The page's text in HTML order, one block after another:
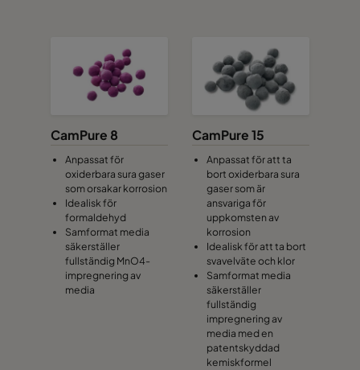
CamPure 8
Anpassat för
oxiderbara sura gaser
som orsakar korrosion
Idealisk för
formaldehyd
Samformat media
säkerställer
fullständig MnO4-
impregnering av
media
CamPure 15
Anpassat för att ta
bort oxiderbara sura
gaser som är
ansvariga för
uppkomsten av
korrosion
Idealisk för att ta bort
svavelväte och klor
Samformat media
säkerställer
fullständig
impregnering av
media med en
patentskyddad
kemiskformel